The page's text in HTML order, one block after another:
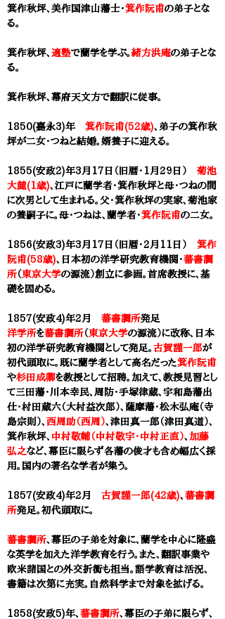
箕作秋坪、美作国津山藩士・箕作阮甫の弟子とな
る。
箕作秋坪、 適塾で蘭学を学ぶ。 緒方洪庵の弟子とな
る。
箕作秋坪、幕府天文方で翻訳に従事。
1850(嘉永3)年 箕作阮甫(52歳)、弟子の箕作秋
坪が二女・つねと結婚。婿養子に迎える。
1855(安政2)年3月17日（旧暦・1月29日） 菊池
大麓(1歳)、江戸に蘭学者・箕作秋坪と母・つねの間
に次男として生まれる。父・箕作秋坪の実家、菊池家
の養嗣子に。母・つねは、蘭学者・箕作阮甫の二女。
1856(安政3)年3月17日（旧暦・2月11日） 箕作
阮甫(58歳)、日本初の洋学研究教育機関・蕃書調
所（東京大学の源流）創立に参画。首席教授に、基
礎を固める。
1857(安政4)年2月 蕃書調所発足
洋学所を蕃書調所（東京大学の源流）に改称、日本
初の洋学研究教育機関として発足。 古賀謹一郎が
初代頭取に。既に蘭学者として高名だった箕作阮甫
や杉田成卿を教授として招聘。加えて、教授見習とし
て三田藩・川本幸民、周防・手塚律蔵、宇和島藩出
仕・村田蔵六（大村益次郎）、薩摩藩・松木弘庵（寺
島宗則）、 西周助（西周）、津田真一郎（津田真道）、
箕作秋坪、 中村敬輔（中村敬宇・中村正直）、 加藤
弘之など、幕臣に限らず各藩の俊才も含め幅広く採
用。国内の著名な学者が集う。
1857(安政4)年2月 古賀謹一郎(42歳)、 蕃書調
所発足。初代頭取に。
蕃書調所、幕臣の子弟を対象に、蘭学を中心に隆盛
な英学を加えた洋学教育を行う。また、翻訳事業や
欧米諸国との外交折衝も担当。語学教育は活況、
書籍は次第に充実。自然科学まで対象を拡げる。
1858(安政5)年、 蕃書調所、幕臣の子弟に限らず、